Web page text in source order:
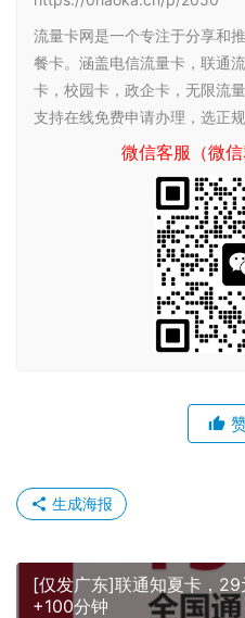
流量卡网是一个专注于分享和
餐卡。涵盖电信流量卡，联通
卡，校园卡，政企卡，无限流
支持在线免费申请办理，选正
微信客服（微信
生成海报
[仅发广东]联通知夏卡，
+100分钟